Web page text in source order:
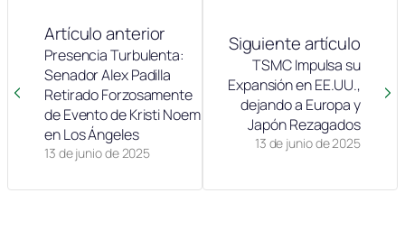
Artículo anterior
13 de junio de 2025
Presencia Turbulenta:
Senador Alex Padilla
Retirado Forzosamente
de Evento de Kristi Noem
en Los Ángeles
Siguiente artículo
13 de junio de 2025
TSMC Impulsa su
Expansión en EE.UU.,
dejando a Europa y
Japón Rezagados